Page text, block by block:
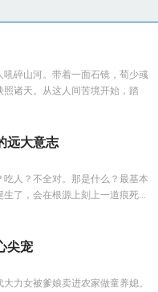
碎山河。带着一面石镜，荀少彧
诸天。从这人间苦境开始，踏
远大意志
人？不全对。那是什么？最基本
了，会在根源上刻上一道痕死...
尖宠
力女被爹娘卖进农家做童养媳。